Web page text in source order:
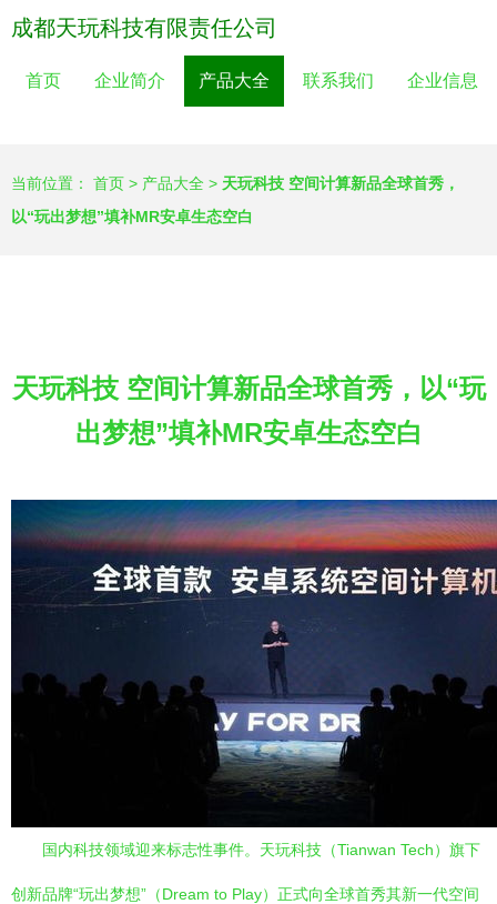
成都天玩科技有限责任公司
首页 企业简介 产品大全 联系我们 企业信息
当前位置： 首页 > 产品大全 > 天玩科技 空间计算新品全球首秀，
以“玩出梦想”填补MR安卓生态空白
天玩科技 空间计算新品全球首秀，以“玩
出梦想”填补MR安卓生态空白
国内科技领域迎来标志性事件。天玩科技（Tianwan Tech）旗下
创新品牌“玩出梦想”（Dream to Play）正式向全球首秀其新一代空间